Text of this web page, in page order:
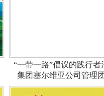
“一带一路”倡议的践行者
集团塞尔维亚公司管理